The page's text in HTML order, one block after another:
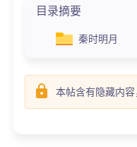
目录摘要
秦时明月
本帖含有隐藏内容